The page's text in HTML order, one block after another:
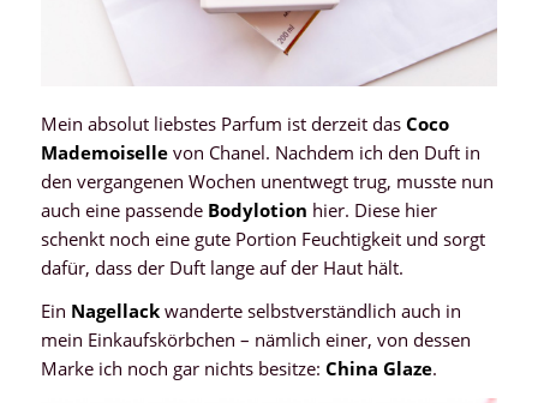
Mein absolut liebstes Parfum ist derzeit das Coco
Mademoisellevon Chanel. Nachdem ich den Duft in
den vergangenen Wochen unentwegt trug, musste nun
auch eine passende Bodylotion hier. Diese hier
schenkt noch eine gute Portion Feuchtigkeit und sorgt
dafür, dass der Duft lange auf der Haut hält.
Ein Nagellackwanderte selbstverständlich auch in
mein Einkaufskörbchen – nämlich einer, von dessen
Marke ich noch gar nichts besitze: China Glaze.